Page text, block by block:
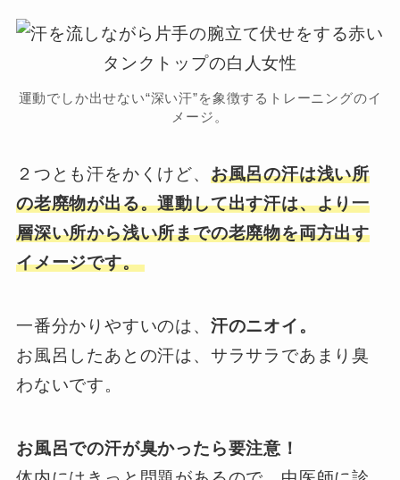
運動でしか出せない“深い汗”を象徴するトレーニングのイ
メージ。
２つとも汗をかくけど、 お風呂の汗は浅い所
の老廃物が出る。運動して出す汗は、より一
層深い所から浅い所までの老廃物を両方出す
イメージです。
一番分かりやすいのは、 汗のニオイ。
お風呂したあとの汗は、サラサラであまり臭
わないです。
お風呂での汗が臭かったら要注意！